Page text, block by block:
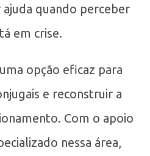
quando perceber
em crise.
opção eficaz para
e reconstruir a
Com o apoio
nessa área,